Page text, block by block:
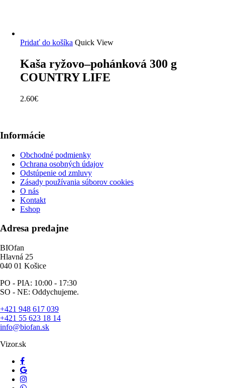
Pridať do košíka Quick View
Kaša ryžovo–pohánková 300 g
COUNTRY LIFE
2.60€
Informácie
Obchodné podmienky
Ochrana osobných údajov
Odstúpenie od zmluvy
Zásady používania súborov cookies
O nás
Kontakt
Eshop
Adresa predajne
BIOfan
Hlavná 25
040 01 Košice
PO - PIA: 10:00 - 17:30
SO - NE: Oddychujeme.
+421 948 617 039
+421 55 623 18 14
info@biofan.sk
Vizor.sk
facebook
google-
plus
instagram